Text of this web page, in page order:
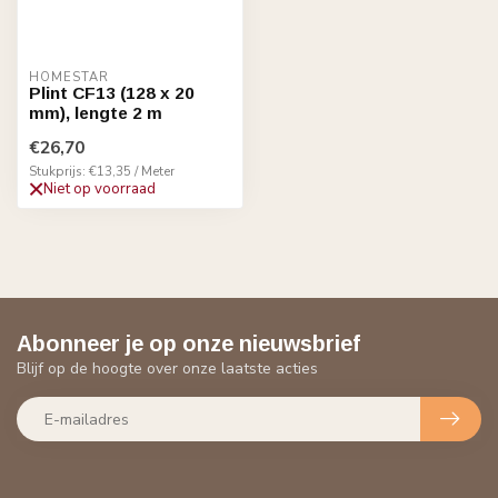
HOMESTAR
Plint CF13 (128 x 20
mm), lengte 2 m
€26,70
Stukprijs: €13,35 / Meter
Niet op voorraad
Abonneer je op onze nieuwsbrief
Blijf op de hoogte over onze laatste acties